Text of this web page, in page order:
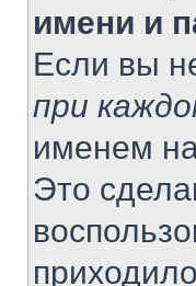
имени и
Если вы
при
именем
Это